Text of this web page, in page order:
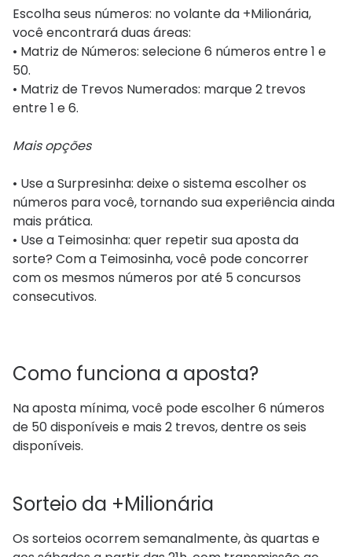
Escolha seus números: no volante da +Milionária,
você encontrará duas áreas:
• Matriz de Números: selecione 6 números entre 1 e
50.
• Matriz de Trevos Numerados: marque 2 trevos
entre 1 e 6.
Mais opções
• Use a Surpresinha: deixe o sistema escolher os
números para você, tornando sua experiência ainda
mais prática.
• Use a Teimosinha: quer repetir sua aposta da
sorte? Com a Teimosinha, você pode concorrer
com os mesmos números por até 5 concursos
consecutivos.
Como funciona a aposta?
Na aposta mínima, você pode escolher 6 números
de 50 disponíveis e mais 2 trevos, dentre os seis
disponíveis.
Sorteio da +Milionária
Os sorteios ocorrem semanalmente, às quartas e